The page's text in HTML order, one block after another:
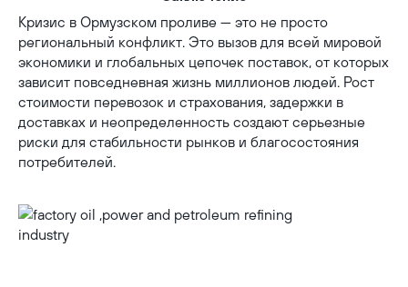
Кризис в Ормузском проливе — это не просто
региональный конфликт. Это вызов для всей мировой
экономики и глобальных цепочек поставок, от которых
зависит повседневная жизнь миллионов людей. Рост
стоимости перевозок и страхования, задержки в
доставках и неопределенность создают серьезные
риски для стабильности рынков и благосостояния
потребителей.